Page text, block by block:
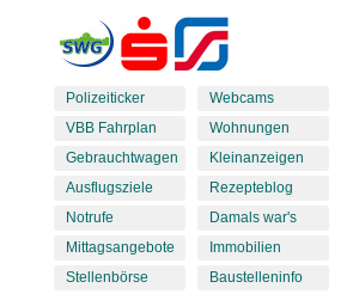
Polizeiticker
VBB Fahrplan
Gebrauchtwagen
Ausflugsziele
Notrufe
Mittagsangebote
Stellenbörse
Webcams
Wohnungen
Kleinanzeigen
Rezepteblog
Damals war's
Immobilien
Baustelleninfo